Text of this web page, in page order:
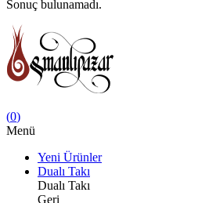
Sonuç bulunamadı.
(0)
Menü
Yeni Ürünler
Dualı Takı
Dualı Takı
Geri